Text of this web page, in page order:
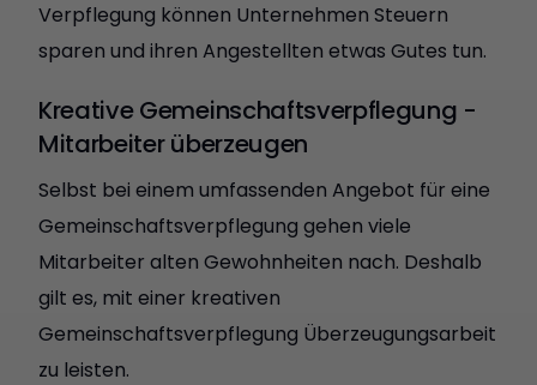
Verpflegung können Unternehmen Steuern
sparen und ihren Angestellten etwas Gutes tun.
Kreative Gemeinschaftsverpflegung -
Mitarbeiter überzeugen
Selbst bei einem umfassenden Angebot für eine
Gemeinschaftsverpflegung gehen viele
Mitarbeiter alten Gewohnheiten nach. Deshalb
gilt es, mit einer kreativen
Gemeinschaftsverpflegung Überzeugungsarbeit
zu leisten.